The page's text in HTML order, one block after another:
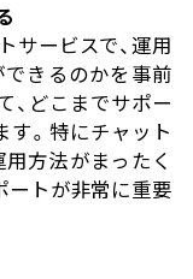
サービスで、運用
きるのかを事前
、どこまでサポー
す。特にチャット
方法がまったく
ートが非常に重要